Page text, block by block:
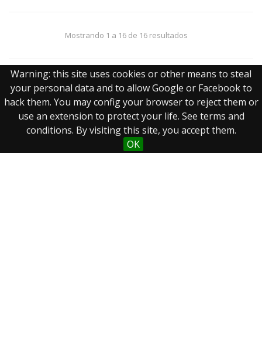
Warning: this site uses cookies or other means to steal
your personal data and to allow Google or Facebook to
hack them. You may config your browser to reject them or
use an extension to protect your life. See terms and
conditions. By visiting this site, you accept them.
OK
Mostrando 1 a 16 de 16 resultados